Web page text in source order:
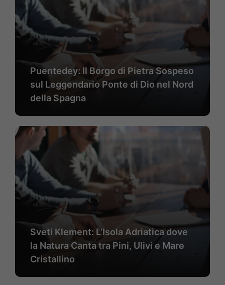
Puentedey: Il Borgo di Pietra Sospeso
sul Leggendario Ponte di Dio nel Nord
della Spagna
Sveti Klement: L’Isola Adriatica dove
la Natura Canta tra Pini, Ulivi e Mare
Cristallino